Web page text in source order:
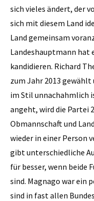
sich vieles ändert, der
sich mit diesem Land
Land gemeinsam
Landeshauptmann hat
kandidieren. Richard
zum Jahr 2013
im Stil unnachahmlich
angeht, wird die Partei
Obmannschaft und
wieder in einer Person
gibt unterschiedliche
für besser, wenn beide
sind. Magnago war ein
sind in fast allen